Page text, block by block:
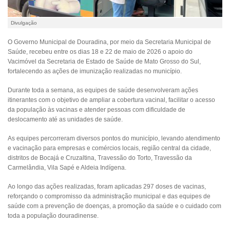
Divulgação
O Governo Municipal de Douradina, por meio da Secretaria Municipal de
Saúde, recebeu entre os dias 18 e 22 de maio de 2026 o apoio do
Vacimóvel da Secretaria de Estado de Saúde de Mato Grosso do Sul,
fortalecendo as ações de imunização realizadas no município.
Durante toda a semana, as equipes de saúde desenvolveram ações
itinerantes com o objetivo de ampliar a cobertura vacinal, facilitar o acesso
da população às vacinas e atender pessoas com dificuldade de
deslocamento até as unidades de saúde.
As equipes percorreram diversos pontos do município, levando atendimento
e vacinação para empresas e comércios locais, região central da cidade,
distritos de Bocajá e Cruzaltina, Travessão do Torto, Travessão da
Carmelândia, Vila Sapé e Aldeia Indígena.
Ao longo das ações realizadas, foram aplicadas 297 doses de vacinas,
reforçando o compromisso da administração municipal e das equipes de
saúde com a prevenção de doenças, a promoção da saúde e o cuidado com
toda a população douradinense.